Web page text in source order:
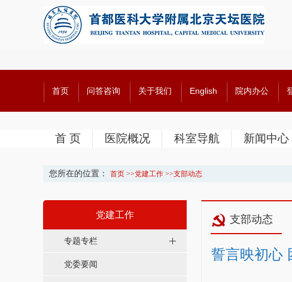
首页 问答咨询 关于我们 English 院内办公
首 页 医院概况 科室导航 新闻中心
您所在的位置： 首页 >>党建工作 >>支部动态
党建工作
专题专栏
党委要闻
支部动态
誓言映初心